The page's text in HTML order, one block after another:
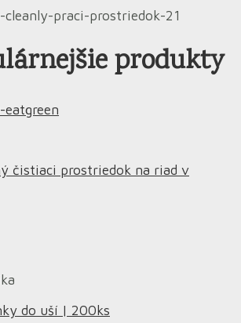
produkty
čistiaci prostriedok na riad v
do uší | 200ks